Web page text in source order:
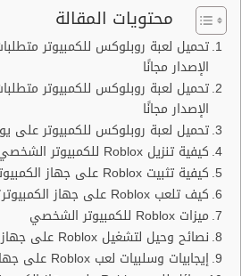
محتويات المقالة
تحميل لعبة روبلوکس للكمبيوتر
الإصدار مجانًا
تحميل لعبة روبلوکس للكمبيوتر
الإصدار مجانًا
تحميل لعبة روبلوکس للكمبيوتر على
كيفية تنزيل Roblox للكمبيوتر الشخصي؟
كيفية تثبيت Roblox على جهاز الكمبيوتر؟
كيف تلعب Roblox على جهاز الكمبيوتر؟
ميزات Roblox للكمبيوتر الشخصي
نصائح وحيل لتشغيل Roblox على جهاز الكمبيوتر
إيجابيات وسلبيات لعب Roblox على جهاز الكمبيوتر